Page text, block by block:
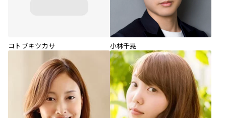
コトブキツカサ 小林千晃